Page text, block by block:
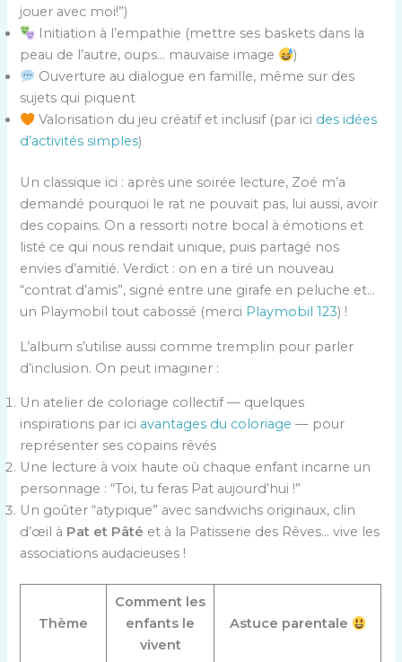
jouer avec moi!”)
Initiation à l’empathie (mettre ses baskets dans la
peau de l’autre, oups… mauvaise image
)
Ouverture au dialogue en famille, même sur des
sujets qui piquent
Valorisation du jeu créatif et inclusif (par ici des idées
d’activités simples)
Un classique ici : après une soirée lecture, Zoé m’a
demandé pourquoi le rat ne pouvait pas, lui aussi, avoir
des copains. On a ressorti notre bocal à émotions et
listé ce qui nous rendait unique, puis partagé nos
envies d’amitié. Verdict : on en a tiré un nouveau
“contrat d’amis”, signé entre une girafe en peluche et…
un Playmobil tout cabossé (merci Playmobil 123) !
L’album s’utilise aussi comme tremplin pour parler
d’inclusion. On peut imaginer :
Un atelier de coloriage collectif — quelques
inspirations par ici avantages du coloriage — pour
représenter ses copains rêvés
Une lecture à voix haute où chaque enfant incarne un
personnage : “Toi, tu feras Pat aujourd’hui !”
Un goûter “atypique” avec sandwichs originaux, clin
d’œil à Pat et Pâté et à la Patisserie des Rêves… vive les
associations audacieuses !
Thème
Comment les
enfants le
vivent
Astuce parentale